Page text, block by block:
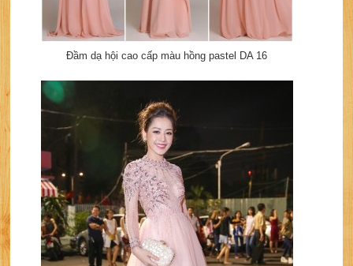
Đầm dạ hội cao cấp màu hồng pastel DA 16